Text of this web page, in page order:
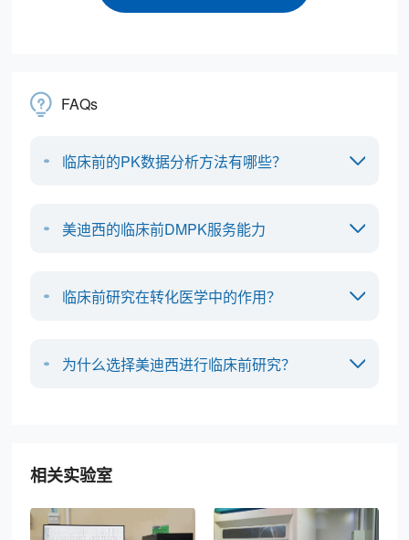
FAQs
临床前的PK数据分析方法有哪些？
美迪西的临床前DMPK服务能力
临床前研究在转化医学中的作用？
为什么选择美迪西进行临床前研究？
相关实验室